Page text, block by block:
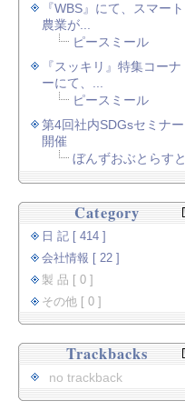
『WBS』にて、スマート
農業が...
ピースミール
『スッキリ』特集コーナ
ーにて、...
ピースミール
第4回社内SDGsセミナー
開催
ぼんずおぶとらすと
Category
日 記 [ 414 ]
会社情報 [ 22 ]
製 品 [ 0 ]
その他 [ 0 ]
Trackbacks
no trackback